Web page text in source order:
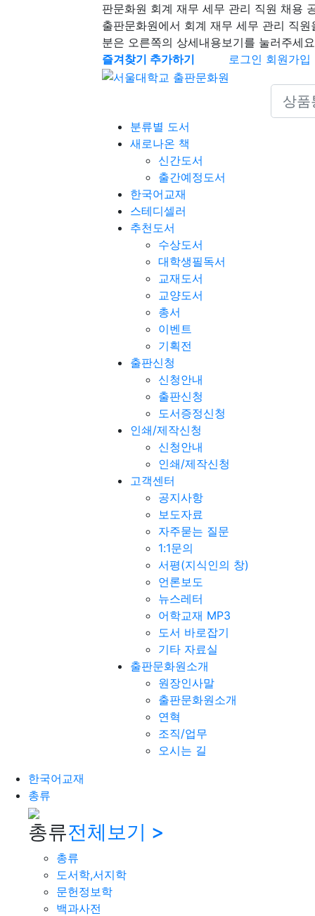
판문화원 회계 재무 세무 관리 직원 채용
출판문화원에서 회계 재무 세무 관리 직
분은 오른쪽의 상세내용보기를 눌러주세
즐겨찾기 추가하기
로그인 회원가입
Search
분류별 도서
새로나온 책
신간도서
출간예정도서
한국어교재
스테디셀러
추천도서
수상도서
대학생필독서
교재도서
교양도서
총서
이벤트
기획전
출판신청
신청안내
출판신청
도서증정신청
인쇄/제작신청
신청안내
인쇄/제작신청
고객센터
공지사항
보도자료
자주묻는 질문
1:1문의
서평(지식인의 창)
언론보도
뉴스레터
어학교재 MP3
도서 바로잡기
기타 자료실
출판문화원소개
원장인사말
출판문화원소개
연혁
조직/업무
오시는 길
한국어교재
총류
총류전체보기 >
총류
도서학,서지학
문헌정보학
백과사전